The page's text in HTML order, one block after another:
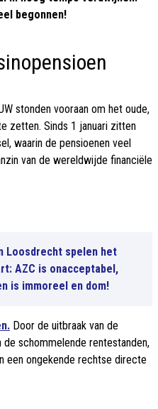
begonnen!
stonden vooraan om het oude,
zetten. Sinds 1 januari zitten
waarin de pensioenen veel
van de wereldwijde financiële
Loosdrecht spelen het
AZC is onacceptabel,
is immoreel en dom!
Door de uitbraak van de
de schommelende rentestanden,
een ongekende rechtse directe